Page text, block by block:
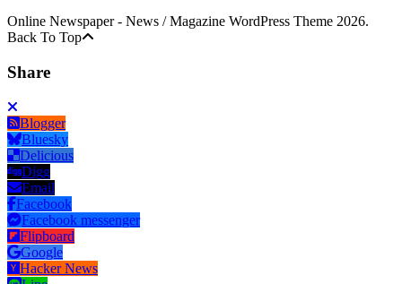
Online Newspaper - News / Magazine WordPress Theme 2026.
Back To Top
Share
Blogger
Bluesky
Delicious
Digg
Email
Facebook
Facebook messenger
Flipboard
Google
Hacker News